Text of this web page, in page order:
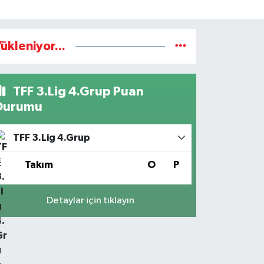
TFF 3.Lig 4.Grup Puan
TFF 3.Lig 4.Grup
Takım O P
Detaylar için tıklayın